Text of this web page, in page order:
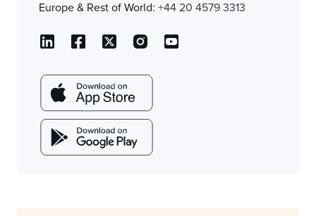
Europe & Rest of World: +44 20 4579 3313